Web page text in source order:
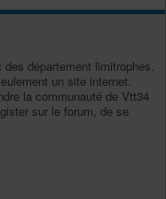
département limitrophes.
un site internet.
la communauté de Vtt34
sur le forum, de se